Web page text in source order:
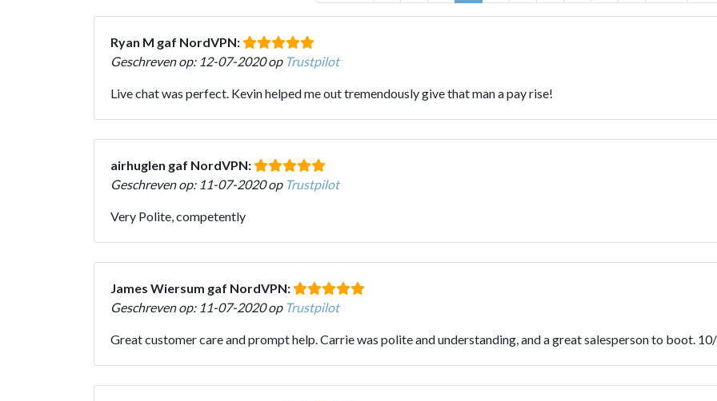
Ryan M gaf NordVPN:
Geschreven op: 12-07-2020 op Trustpilot
Live chat was perfect. Kevin helped me out tremendously give that man a pay rise!
airhuglen gaf NordVPN:
Geschreven op: 11-07-2020 op Trustpilot
Very Polite, competently
James Wiersum gaf NordVPN:
Geschreven op: 11-07-2020 op Trustpilot
Great customer care and prompt help. Carrie was polite and understanding, and a great salesperson to boot.